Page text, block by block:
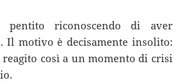
riconoscendo di aver
Il motivo è decisamente insolito:
così a un momento di crisi